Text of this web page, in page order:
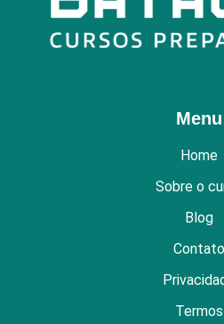
Menu
Home
Sobre o
Blog
Contato
Termos